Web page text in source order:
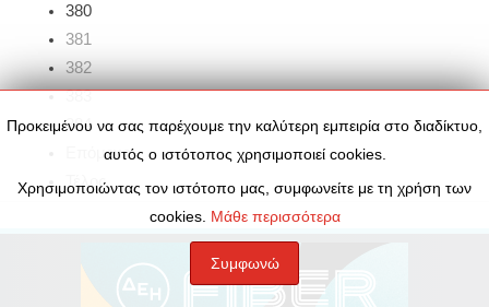
380
381
382
383
384
Επόμενο
Τέλος
Προκειμένου να σας παρέχουμε την καλύτερη εμπειρία στο διαδίκτυο,
αυτός ο ιστότοπος χρησιμοποιεί cookies.
Χρησιμοποιώντας τον ιστότοπο μας, συμφωνείτε με τη χρήση των
cookies. Μάθε περισσότερα
Συμφωνώ